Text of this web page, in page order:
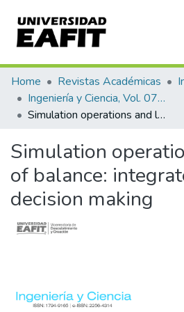
Communities & Collections
All of DSpace
Home Revistas Académicas
Ingeniería y Ciencia, Vol. 07, Núm. 13 (2011)
Simulation operations and line of balance: integrated tools for decision making
Simulation
of balance:
decision making